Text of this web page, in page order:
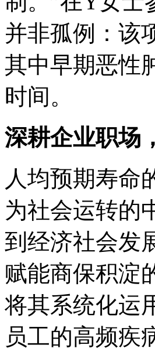
并非孤例：该
其中早期恶性
时间。
深耕企业职场
人均预期寿命
为社会运转的
到经济社会发
赋能商保积淀
将其系统化运
员工的高频疾